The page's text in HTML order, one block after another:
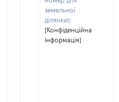
земельної
ділянки):
[Конфіденційна
інформація]